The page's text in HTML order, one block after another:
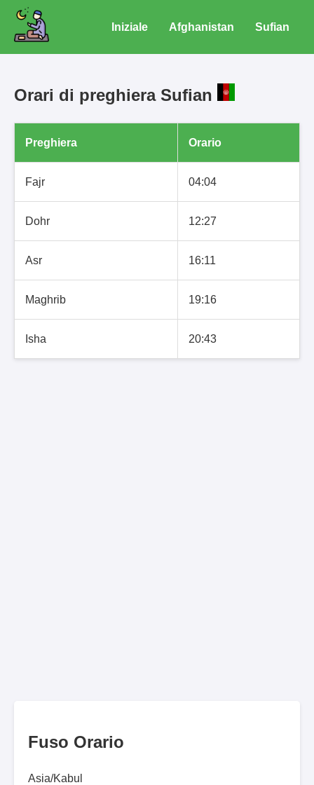
Iniziale Afghanistan Sufian
Orari di preghiera Sufian
Preghiera Orario
Fajr 04:04
Dohr 12:27
Asr 16:11
Maghrib 19:16
Isha 20:43
Fuso Orario
Asia/Kabul